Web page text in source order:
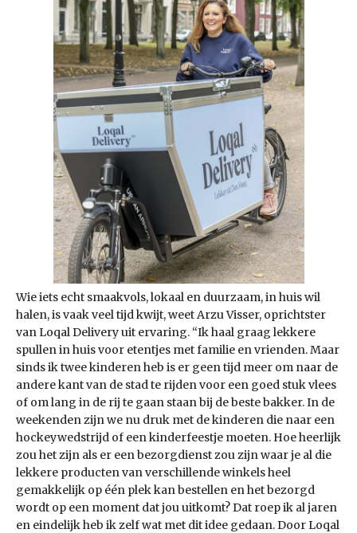
Wie iets echt smaakvols, lokaal en duurzaam, in huis wil
halen, is vaak veel tijd kwijt, weet Arzu Visser, oprichtster
van Loqal Delivery uit ervaring. “Ik haal graag lekkere
spullen in huis voor etentjes met familie en vrienden. Maar
sinds ik twee kinderen heb is er geen tijd meer om naar de
andere kant van de stad te rijden voor een goed stuk vlees
of om lang in de rij te gaan staan bij de beste bakker. In de
weekenden zijn we nu druk met de kinderen die naar een
hockeywedstrijd of een kinderfeestje moeten. Hoe heerlijk
zou het zijn als er een bezorgdienst zou zijn waar je al die
lekkere producten van verschillende winkels heel
gemakkelijk op één plek kan bestellen en het bezorgd
wordt op een moment dat jou uitkomt? Dat roep ik al jaren
en eindelijk heb ik zelf wat met dit idee gedaan. Door Loqal